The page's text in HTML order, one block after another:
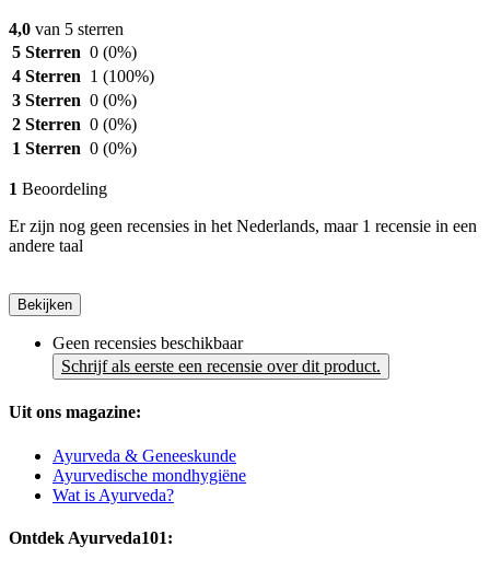
4,0 van 5 sterren
5 Sterren 0 (0%)
4 Sterren 1 (100%)
3 Sterren 0 (0%)
2 Sterren 0 (0%)
1 Sterren 0 (0%)
1 Beoordeling
Er zijn nog geen recensies in het Nederlands, maar 1 recensie in een
andere taal
Bekijken
Geen recensies beschikbaar
Schrijf als eerste een recensie over dit product.
Uit ons magazine:
Ayurveda & Geneeskunde
Ayurvedische mondhygiëne
Wat is Ayurveda?
Ontdek Ayurveda101: